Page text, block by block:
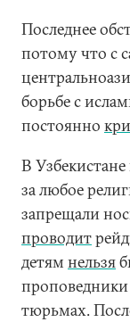
Последнее
потому что с
борьбе с
постоянно
В
за любое
запрещали
проводит
детям нельзя
проповедники
тюрьмах.